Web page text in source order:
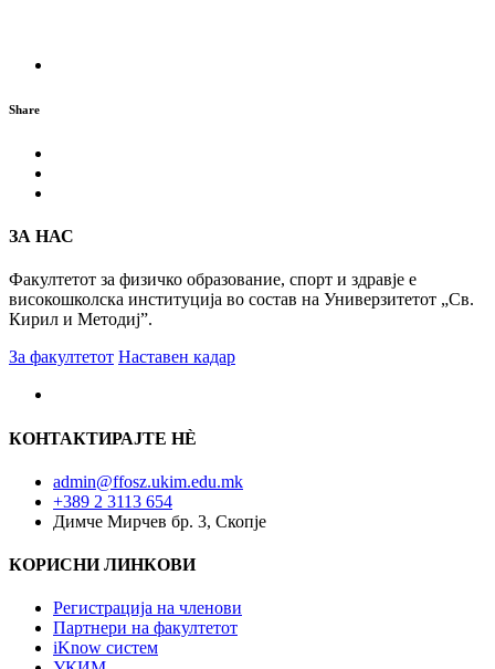
Share
ЗА НАС
Факултетот за физичко образование, спорт и здравје е
високошколска институција во состав на Универзитетот „Св.
Кирил и Методиј”.
За факултетот Наставен кадар
КОНТАКТИРАЈТЕ НÈ
admin@ffosz.ukim.edu.mk
+389 2 3113 654
Димче Мирчев бр. 3, Скопје
КОРИСНИ ЛИНКОВИ
Регистрација на членови
Партнери на факултетот
iKnow систем